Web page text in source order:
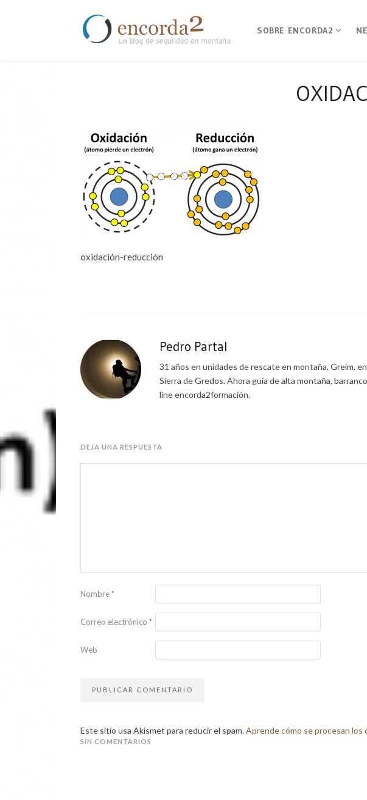
SOBRE ENCORDA2
oxidación-reducción
Pedro Partal
31 años en unidades de rescate en montaña, Greim,
Sierra de Gredos. Ahora guía de alta montaña,
line encorda2formación.
DEJA UNA RESPUESTA
Nombre*
Correo electrónico *
Web
Este sitio usa Akismet para reducir el spam.Aprende cómo se procesan
SIN COMENTARIOS